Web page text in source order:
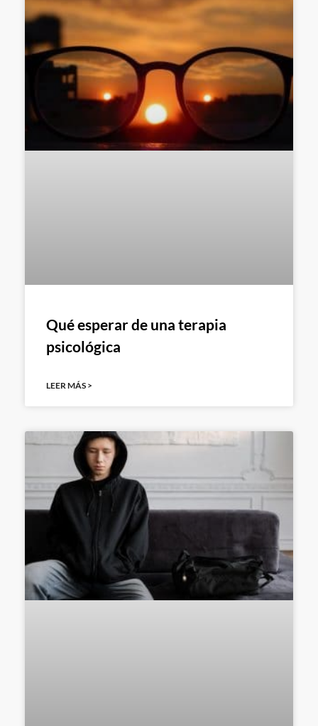
Qué esperar de una terapia
psicológica
LEER MÁS >